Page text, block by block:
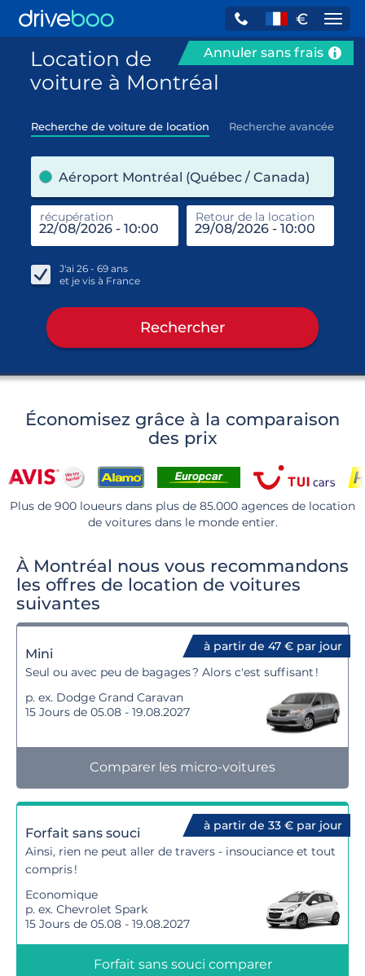
€
Annuler sans frais
Location de
voiture à Montréal
Recherche de voiture de location Recherche avancée
Aéroport Montréal (Québec / Canada)
récupération Retour de la location
J'ai 26 - 69 ans
et je vis à France
Rechercher
Économisez grâce à la comparaison
des prix
Plus de 900 loueurs dans plus de 85.000 agences de location
de voitures dans le monde entier.
À Montréal nous vous recommandons
les offres de location de voitures
suivantes
à partir de 47 € par jour
Mini
Seul ou avec peu de bagages ? Alors c'est suffisant !
p. ex. Dodge Grand Caravan
15 Jours de 05.08 - 19.08.2027
Comparer les micro-voitures
à partir de 33 € par jour
Forfait sans souci
Ainsi, rien ne peut aller de travers - insouciance et tout
compris !
Economique
p. ex. Chevrolet Spark
15 Jours de 05.08 - 19.08.2027
Forfait sans souci comparer